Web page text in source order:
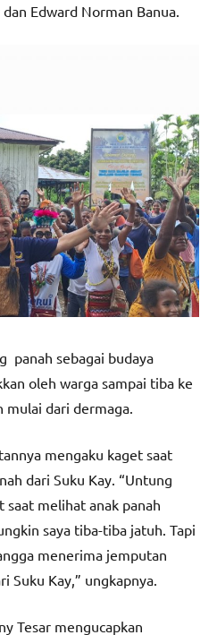
Edward Norman Banua.
panah sebagai budaya
oleh warga sampai tiba ke
mulai dari dermaga.
mengaku kaget saat
dari Suku Kay. “Untung
saat melihat anak panah
saya tiba-tiba jatuh. Tapi
menerima jemputan
Suku Kay,” ungkapnya.
Tesar mengucapkan